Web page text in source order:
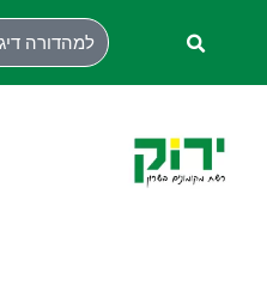
למהדורה